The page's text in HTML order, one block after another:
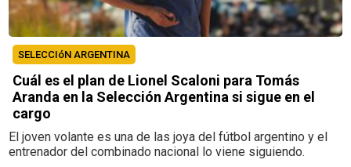
SELECCIóN ARGENTINA
Cuál es el plan de Lionel Scaloni para Tomás
Aranda en la Selección Argentina si sigue en el
cargo
El joven volante es una de las joya del fútbol argentino y el
entrenador del combinado nacional lo viene siguiendo.